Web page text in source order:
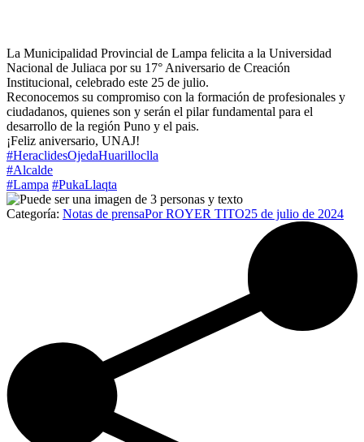
La Municipalidad Provincial de Lampa felicita a la Universidad
Nacional de Juliaca por su 17° Aniversario de Creación
Institucional, celebrado este 25 de julio.
Reconocemos su compromiso con la formación de profesionales y
ciudadanos, quienes son y serán el pilar fundamental para el
desarrollo de la región Puno y el pais.
¡Feliz aniversario, UNAJ!
#HeraclidesOjedaHuarilloclla
#Alcalde
#Lampa #PukaLlaqta
Categoría: Notas de prensaPorROYER TITO25 de julio de 2024